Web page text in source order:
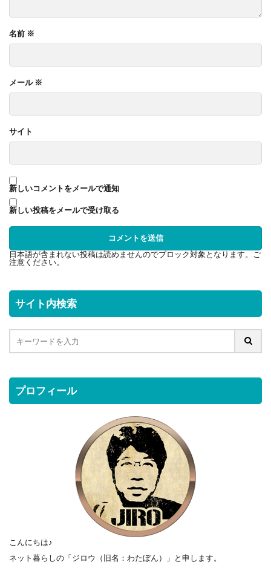
名前 ※
メール ※
サイト
新しいコメントをメールで通知
新しい投稿をメールで受け取る
日本語が含まれない投稿は読めませんのでブロック対象となります。ご
注意ください。
サイト内検索
プロフィール
こんにちは♪
ネット暮らしの「ジロウ（旧名：わたぼん）」と申します。